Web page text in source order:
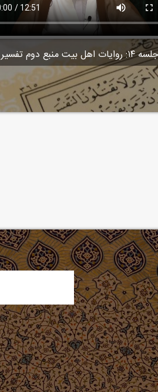
روایات اهل بیت منبع دوم تفسیر